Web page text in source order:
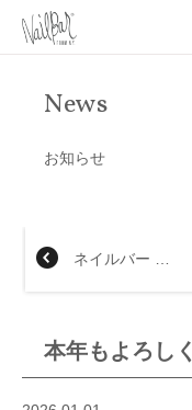
News
お知らせ
本年もよろし